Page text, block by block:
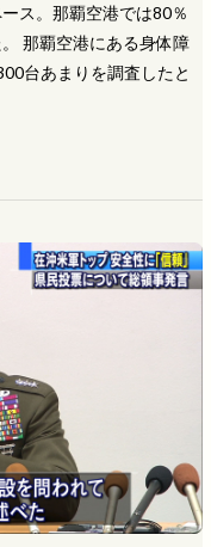
ス。那覇空港では80％
那覇空港にある身体障
台あまりを調査したと